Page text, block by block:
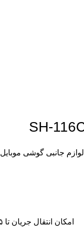
لوازم جانبی گوشی موبایل
امکان انتقال جریان تا ۵ آمپر برای شارژ سریع‌تر دستگاه‌ها